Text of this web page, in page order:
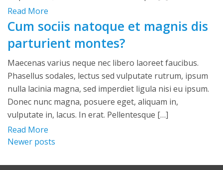
Read More
Cum sociis natoque et magnis dis
parturient montes?
Maecenas varius neque nec libero laoreet faucibus.
Phasellus sodales, lectus sed vulputate rutrum, ipsum
nulla lacinia magna, sed imperdiet ligula nisi eu ipsum.
Donec nunc magna, posuere eget, aliquam in,
vulputate in, lacus. In erat. Pellentesque […]
Read More
Posts
navigation
Newer posts